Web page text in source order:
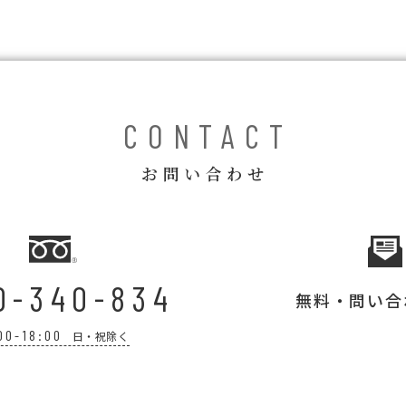
CONTACT
お問い合わせ
340-834
18:00 日・祝除く
無料・問い